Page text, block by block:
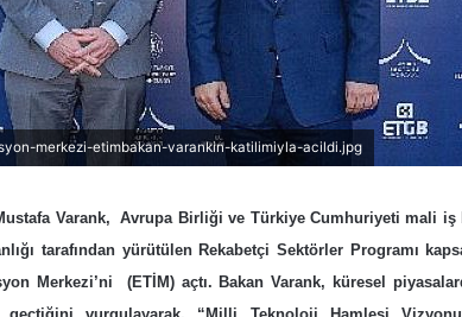
merkezi-etimbakan-varankin-katilimiyla-acildi.jpg
Varank, Avrupa Birliği ve Türkiye Cumhuriyeti mali
tarafından yürütülen Rekabetçi Sektörler Programı
Merkezi’ni (ETİM) açtı. Bakan Varank, küresel